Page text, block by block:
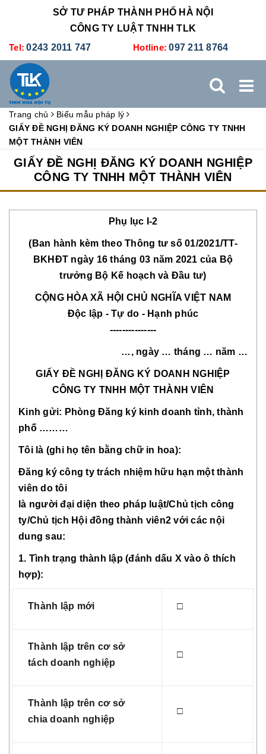
SỞ TƯ PHÁP THÀNH PHỐ HÀ NỘI
CÔNG TY LUẬT TNHH TLK
Tel: 0243 2011 747 Hotline: 097 211 8764
TRANG CHỦ GIỚI THIỆU DỊCH VỤ PHÁP LÝ
DỊCH VỤ KẾ TOÁN - THUẾ XÚC TIẾN THƯƠNG MẠI
Trang chủ
Biểu mẫu pháp lý
GIẤY ĐỀ NGHỊ ĐĂNG KÝ DOANH NGHIỆP CÔNG TY TNHH
MỘT THÀNH VIÊN
GIẤY ĐỀ NGHỊ ĐĂNG KÝ DOANH NGHIỆP
CÔNG TY TNHH MỘT THÀNH VIÊN
Phụ lục I-2
(Ban hành kèm theo Thông tư số 01/2021/TT-
BKHĐT ngày 16 tháng 03 năm 2021 của Bộ
trưởng Bộ Kế hoạch và Đầu tư)
CỘNG HÒA XÃ HỘI CHỦ NGHĨA VIỆT NAM
Độc lập - Tự do - Hạnh phúc
---------------
…, ngày … tháng … năm …
GIẤY ĐỀ NGHỊ ĐĂNG KÝ DOANH NGHIỆP
CÔNG TY TNHH MỘT THÀNH VIÊN
Kinh gửi: Phòng Đăng ký kinh doanh tỉnh, thành
phố ………
Tôi là (ghi họ tên bằng chữ in hoa):
Đăng ký công ty trách nhiệm hữu hạn một thành
viên do tôi
là người đại diện theo pháp luật/Chủ tịch công
ty/Chủ tịch Hội đồng thành viên2 với các nội
dung sau:
1. Tình trạng thành lập (đánh dấu X vào ô thích
hợp):
Thành lập mới □
Thành lập trên cơ sở
tách doanh nghiệp
□
Thành lập trên cơ sở
chia doanh nghiệp
□